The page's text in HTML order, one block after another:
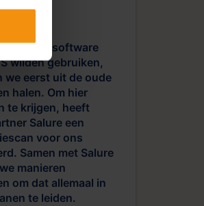
die in de software
wilden gebruiken,
we eerst uit de oude
halen. Om hier
te krijgen, heeft
Salure een
voor ons
Samen met Salure
manieren
om dat allemaal in
te leiden.